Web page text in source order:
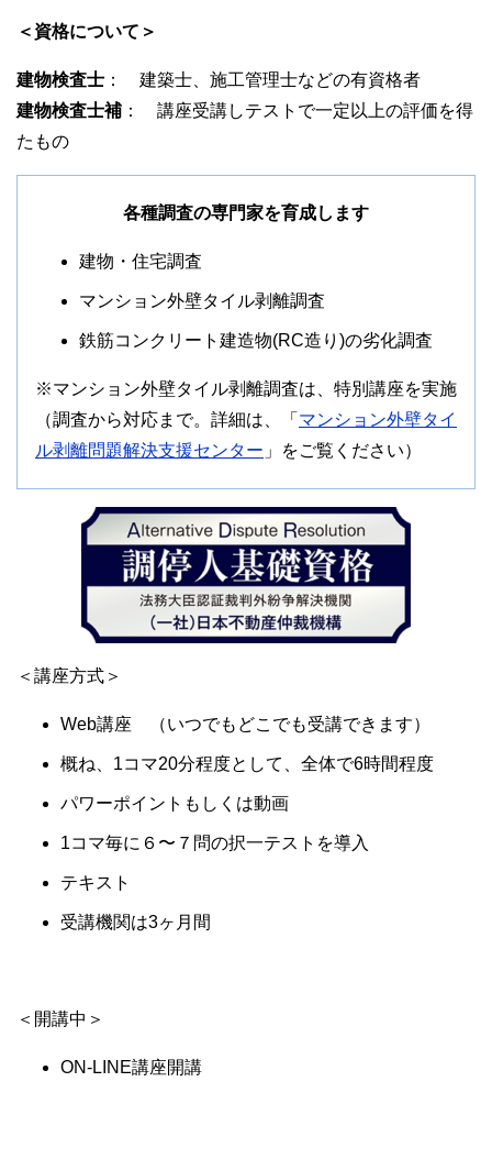
＜資格について＞
建物検査士 ： 建築士、施工管理士などの有資格者
建物検査士補 ： 講座受講しテストで一定以上の評価を得
たもの
各種調査の専門家を育成します
建物・住宅調査
マンション外壁タイル剥離調査
鉄筋コンクリート建造物(RC造り)の劣化調査
※マンション外壁タイル剥離調査は、特別講座を実施
（調査から対応まで。詳細は、「 マンション外壁タイ
ル剥離問題解決支援センター 」をご覧ください）
＜講座方式＞
Web講座 （いつでもどこでも受講できます）
概ね、1コマ20分程度として、全体で6時間程度
パワーポイントもしくは動画
1コマ毎に６〜７問の択一テストを導入
テキスト
受講機関は3ヶ月間
＜開講中＞
ON-LINE講座開講